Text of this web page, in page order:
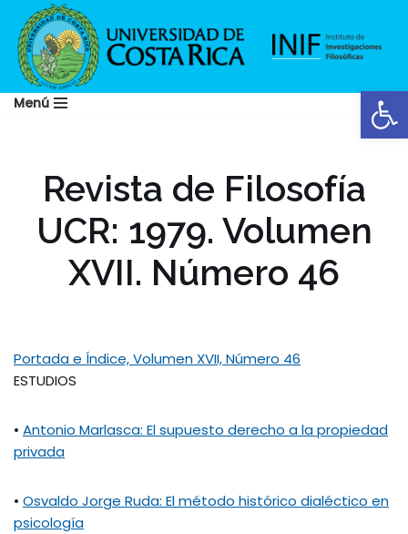
Saltar
al
contenido
Menú
Revista de Filosofía
UCR: 1979. Volumen
XVII. Número 46
Portada e Índice, Volumen XVII, Número 46
ESTUDIOS
• Antonio Marlasca: El supuesto derecho a la propiedad
privada
• Osvaldo Jorge Ruda: El método histórico dialéctico en
psicología